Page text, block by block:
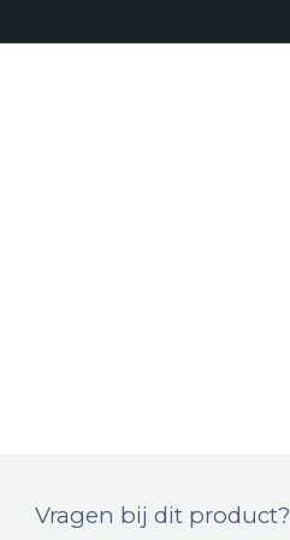
Vragen bij dit product?